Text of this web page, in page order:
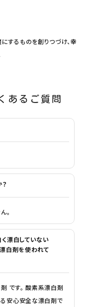
するものを創りつづけ、幸
あるご質問
。
漂白していない
白剤を使われて
です。 酸素系漂白剤
安心安全な漂白剤で